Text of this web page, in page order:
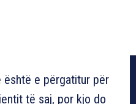
është e përgatitur për
të saj, por kjo do